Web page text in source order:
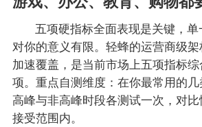
五项硬指标全面表现是关键，
对你的意义有限。轻蜂的运营商级
加速覆盖，是当前市场上五项指标
项。重点自测维度：在你最常用的
高峰与非高峰时段各测试一次，对
接受范围内。